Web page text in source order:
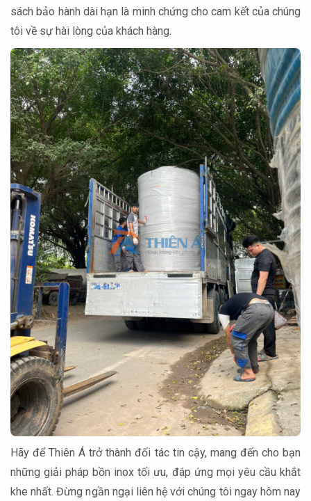
sách bảo hành dài hạn là minh chứng cho cam kết của chúng
tôi về sự hài lòng của khách hàng.
Hãy để Thiên Á trở thành đối tác tin cậy, mang đến cho bạn
những giải pháp bồn inox tối ưu, đáp ứng mọi yêu cầu khắt
khe nhất. Đừng ngần ngại liên hệ với chúng tôi ngay hôm nay